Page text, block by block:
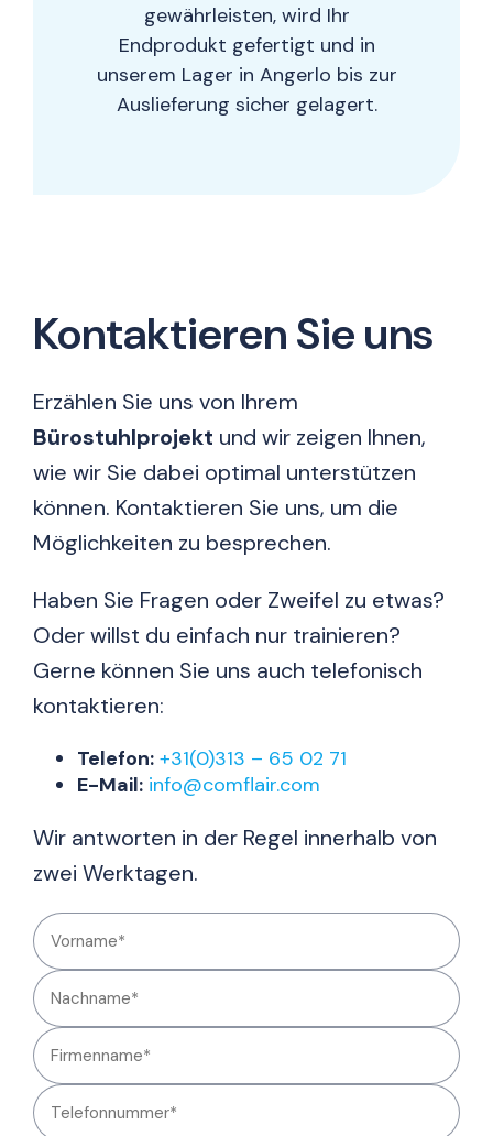
gewährleisten, wird Ihr
Endprodukt gefertigt und in
unserem Lager in Angerlo bis zur
Auslieferung sicher gelagert.
Kontaktieren Sie uns
Erzählen Sie uns von Ihrem
Bürostuhlprojekt und wir zeigen Ihnen,
wie wir Sie dabei optimal unterstützen
können. Kontaktieren Sie uns, um die
Möglichkeiten zu besprechen.
Haben Sie Fragen oder Zweifel zu etwas?
Oder willst du einfach nur trainieren?
Gerne können Sie uns auch telefonisch
kontaktieren:
Telefon: +31(0)313 – 65 02 71
E-Mail: info@comflair.com
Wir antworten in der Regel innerhalb von
zwei Werktagen.